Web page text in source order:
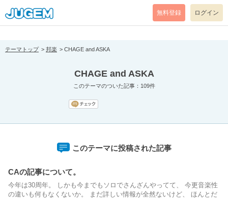
[pear_error: message="Success" code=0 mode=return level=notice
prefix="" info=""]
無料登録 ログイン
テーマトップ 邦楽 CHAGE and ASKA
CHAGE and ASKA
このテーマのついた記事：109件
このテーマに投稿された記事
CAの記事について。
今年は30周年。 しかも今までもソロでさんざんやってて、 今更音楽性
の違いも何もなくないか。 まだ詳しい情報が全然ないけど、 ほんとだ